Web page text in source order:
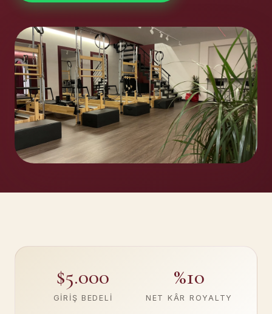
$5.000
GIRIŞ BEDELI
%10
NET KÂR ROYALTY